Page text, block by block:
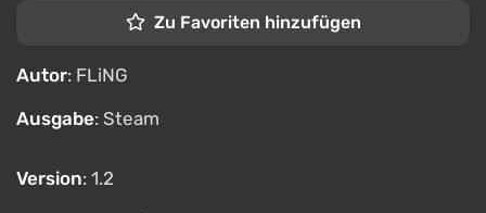
Zu Favoriten hinzufügen
Autor: FLiNG
Ausgabe: Steam
Version: 1.2